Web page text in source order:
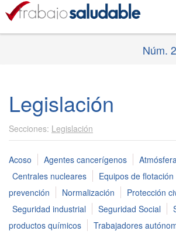
Núm.
Legislación
Legislación
Acoso Agentes cancerígenos
Centrales nucleares
Equipos de flotación
prevención
Normalización Protección
Seguridad industrial
Seguridad Social
productos químicos
Trabajadores